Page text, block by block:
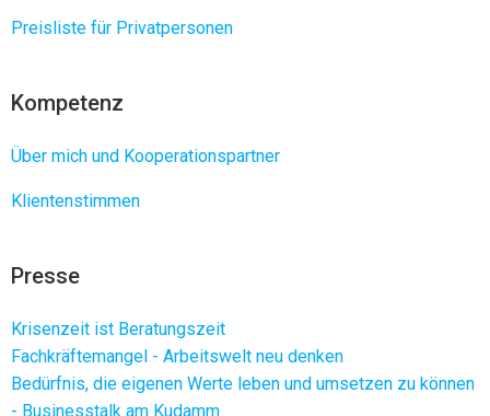
Preisliste für Privatpersonen
Kompetenz
Über mich und Kooperationspartner
Klientenstimmen
Presse
Krisenzeit ist Beratungszeit
Fachkräftemangel - Arbeitswelt neu denken
Bedürfnis, die eigenen Werte leben und umsetzen zu können
- Businesstalk am Kudamm